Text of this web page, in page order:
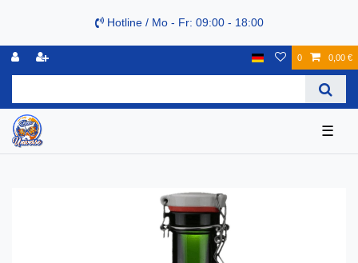
Hotline / Mo - Fr: 09:00 - 18:00
0 0,00 €
☰